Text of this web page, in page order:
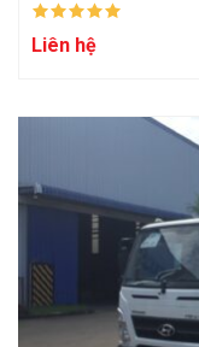
Liên hệ